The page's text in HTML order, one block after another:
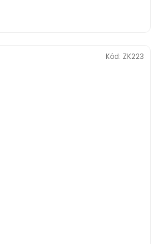
Kód: ZK223